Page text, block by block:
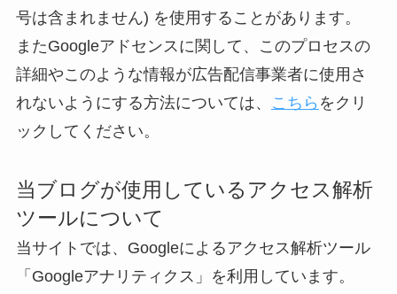
号は含まれません) を使用することがあります。
またGoogleアドセンスに関して、このプロセスの
詳細やこのような情報が広告配信事業者に使用さ
れないようにする方法については、
こちら をクリ
ックしてください。
当ブログが使用しているアクセス解析
ツールについて
当サイトでは、Googleによるアクセス解析ツール
「Googleアナリティクス」を利用しています。